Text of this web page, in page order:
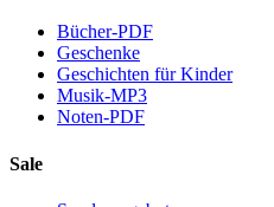
Bücher-PDF
Geschenke
Geschichten für Kinder
Musik-MP3
Noten-PDF
Sale